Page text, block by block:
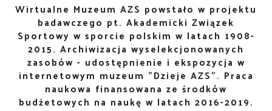
Wirtualne Muzeum AZS powstało w projektu
badawczego pt. Akademicki Związek
Sportowy w sporcie polskim w latach 1908-
2015. Archiwizacja wyselekcjonowanych
zasobów - udostępnienie i ekspozycja w
internetowym muzeum "Dzieje AZS". Praca
naukowa finansowana ze środków
budżetowych na naukę w latach 2016-2019.